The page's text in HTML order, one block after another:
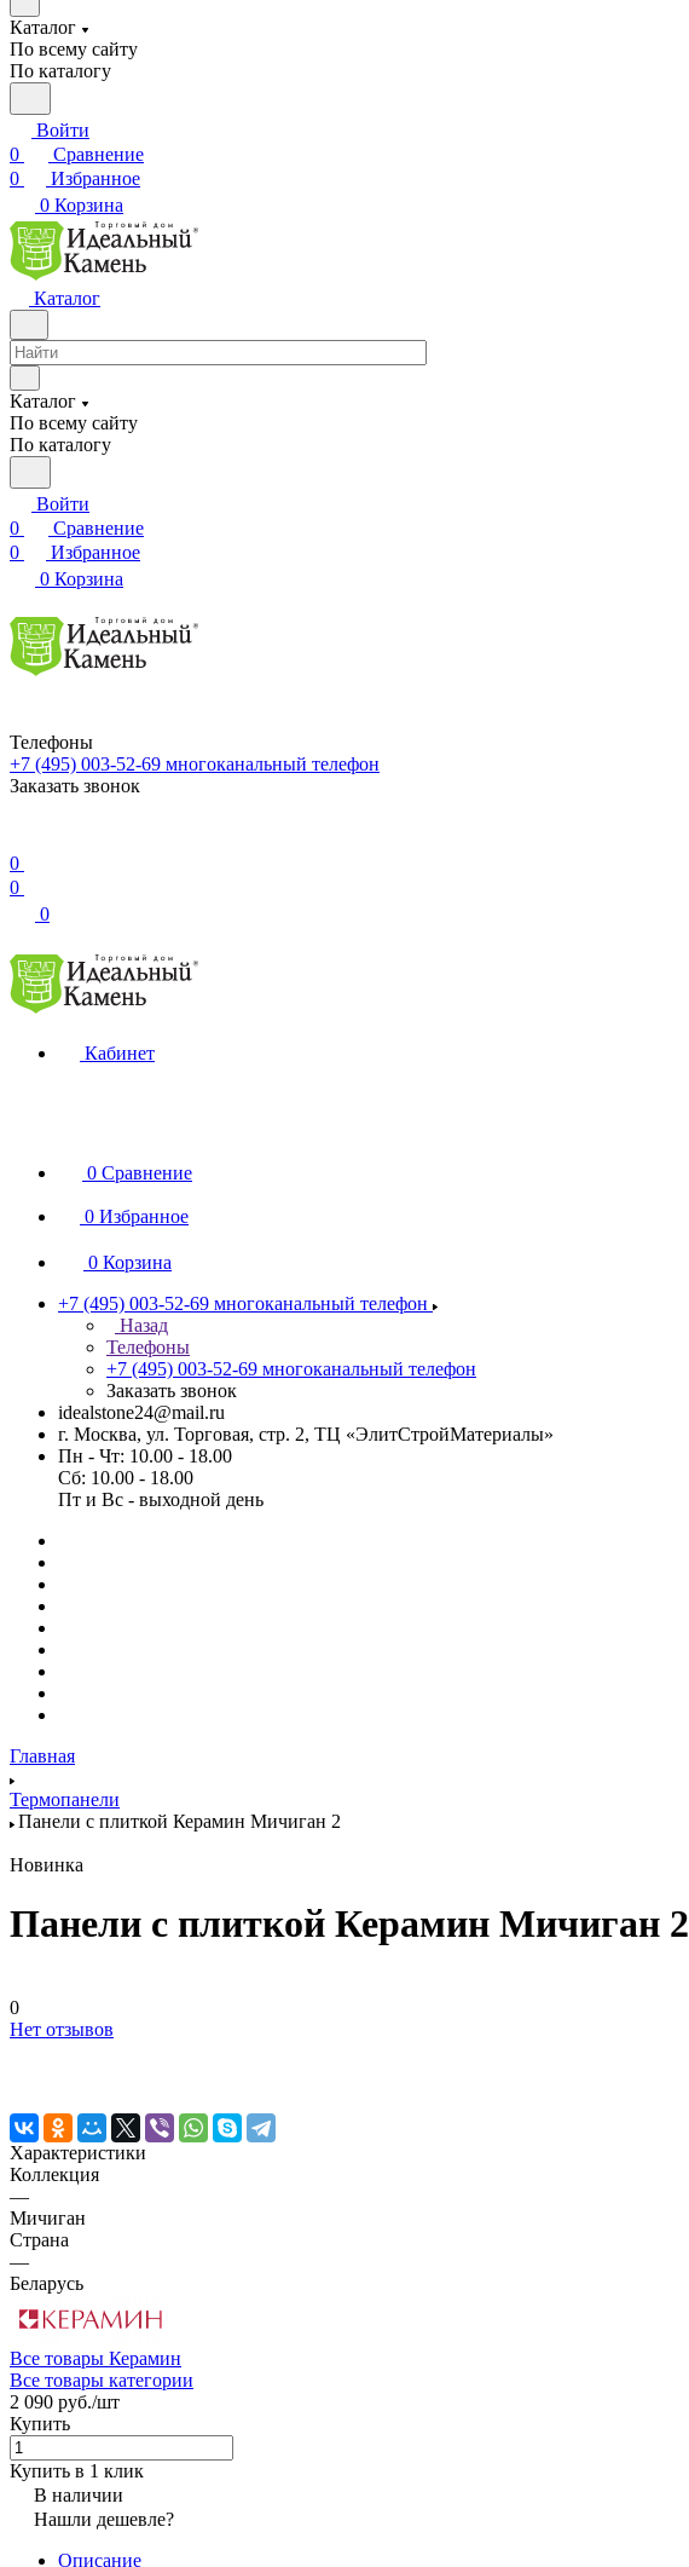
Каталог
По всему сайту
По каталогу
Войти
0
Сравнение
0
Избранное
0 Корзина
Каталог
Каталог
По всему сайту
По каталогу
Войти
0
Сравнение
0
Избранное
0 Корзина
Телефоны
+7 (495) 003-52-69 многоканальный телефон
Заказать звонок
0
0
0
Кабинет
0 Сравнение
0 Избранное
0 Корзина
+7 (495) 003-52-69 многоканальный телефон
Назад
Телефоны
+7 (495) 003-52-69 многоканальный телефон
Заказать звонок
idealstone24@mail.ru
г. Москва, ул. Торговая, стр. 2, ТЦ «ЭлитСтройМатериалы»
Пн - Чт: 10.00 - 18.00
Сб: 10.00 - 18.00
Пт и Вс - выходной день
Главная
Термопанели
Панели с плиткой Керамин Мичиган 2
Новинка
Панели с плиткой Керамин Мичиган 2
0
Нет отзывов
Характеристики
Коллекция
—
Мичиган
Страна
—
Беларусь
Все товары Керамин
Все товары категории
2 090 руб./шт
Купить
Купить в 1 клик
В наличии
Нашли дешевле?
Описание